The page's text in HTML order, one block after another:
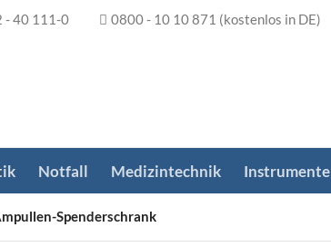
- 40 111-0 0800 - 10 10 871 (kostenlos in DE)
Notfall Medizintechnik Instrumente
Spenderschrank